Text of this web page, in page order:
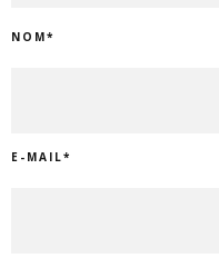
NOM*
E-MAIL*